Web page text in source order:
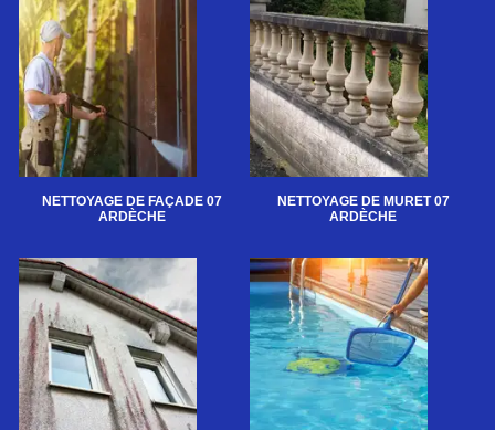
NETTOYAGE DE FAÇADE 07
ARDÈCHE
NETTOYAGE DE MURET 07
ARDÈCHE